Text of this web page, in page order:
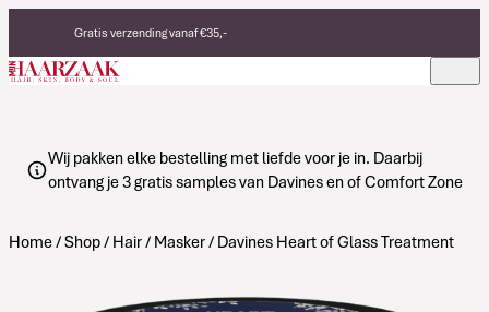
Gratis verzending vanaf €35,-
Eerlijke, duurzame producten
Made in Italy
Wij pakken elke bestelling met liefde voor je in. Daarbij
ontvang je 3 gratis samples van Davines en of Comfort Zone
Home/Shop/ Hair/ Masker/ Davines Heart of Glass Treatment